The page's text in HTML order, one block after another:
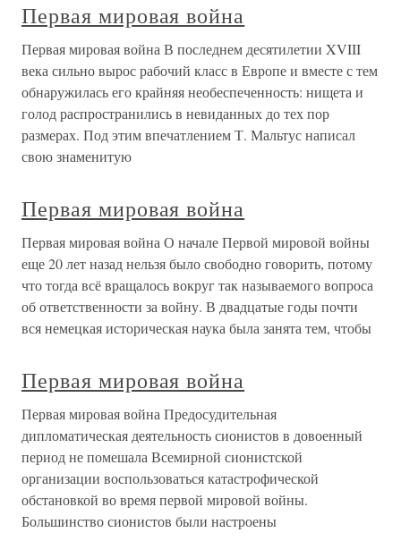
Первая мировая война
Первая мировая война В последнем десятилетии XVIII
века сильно вырос рабочий класс в Европе и вместе с тем
обнаружилась его крайняя необеспеченность: нищета и
голод распространились в невиданных до тех пор
размерах. Под этим впечатлением Т. Мальтус написал
свою знаменитую
Первая мировая война
Первая мировая война О начале Первой мировой войны
еще 20 лет назад нельзя было свободно говорить, потому
что тогда всё вращалось вокруг так называемого вопроса
об ответственности за войну. В двадцатые годы почти
вся немецкая историческая наука была занята тем, чтобы
Первая мировая война
Первая мировая война Предосудительная
дипломатическая деятельность сионистов в довоенный
период не помешала Всемирной сионистской
организации воспользоваться катастрофической
обстановкой во время первой мировой войны.
Большинство сионистов были настроены